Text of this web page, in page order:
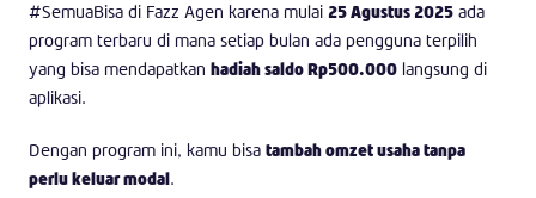
#SemuaBisa di Fazz Agen karena mulai 25 Agustus 2025 ada
program terbaru di mana setiap bulan ada pengguna terpilih
yang bisa mendapatkan hadiah saldo Rp500.000 langsung di
aplikasi.
Dengan program ini, kamu bisa tambah omzet usaha tanpa
perlu keluar modal.